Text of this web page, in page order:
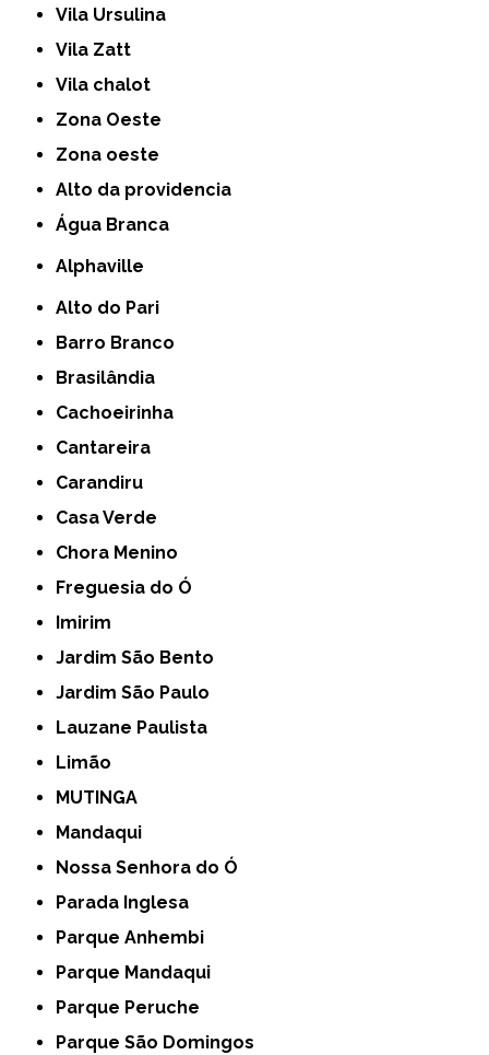
Vila Ursulina
Vila Zatt
Vila chalot
Zona Oeste
Zona oeste
alto da providencia
Água Branca
Alphaville
Alto do Pari
Barro Branco
Brasilândia
Cachoeirinha
Cantareira
Carandiru
Casa Verde
Chora Menino
Freguesia do Ó
Imirim
Jardim São Bento
Jardim São Paulo
Lauzane Paulista
Limão
MUTINGA
Mandaqui
Nossa Senhora do Ó
Parada Inglesa
Parque Anhembi
Parque Mandaqui
Parque Peruche
Parque São Domingos